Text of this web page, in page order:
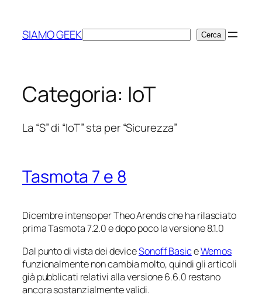
contenuto
SIAMO GEEKCerca Cerca
Categoria: IoT
La “S” di “IoT” sta per “Sicurezza”
Tasmota 7 e 8
Dicembre intenso per Theo Arends che ha rilasciato
prima Tasmota 7.2.0 e dopo poco la versione 8.1.0
Dal punto di vista dei deviceSonoff BasiceWemos
funzionalmente non cambia molto, quindi gli articoli
già pubblicati relativi alla versione 6.6.0 restano
ancora sostanzialmente validi.